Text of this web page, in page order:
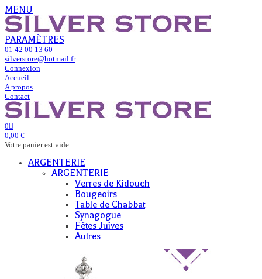
MENU
PARAMÈTRES
01 42 00 13 60
silverstore@hotmail.fr
Connexion
Accueil
A propos
Contact
0
0,00 €
Votre panier est vide.
ARGENTERIE
ARGENTERIE
Verres de Kidouch
Bougeoirs
Table de Chabbat
Synagogue
Fêtes Juives
Autres